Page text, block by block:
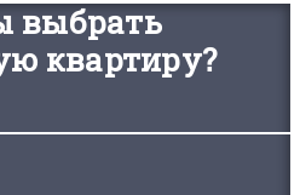
выбрать
квартиру?